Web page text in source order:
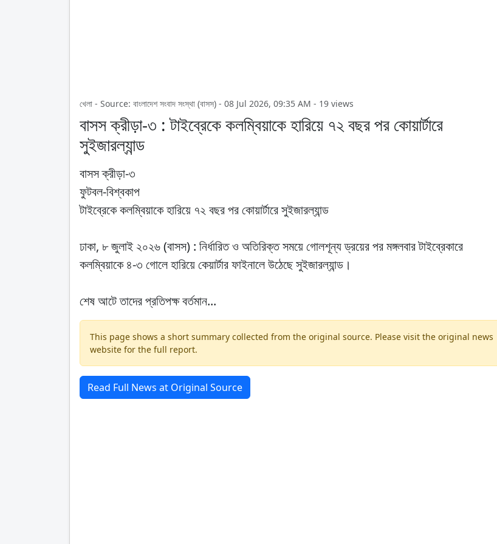
খেলা - Source: বাংলাদেশ সংবাদ সংস্থা (বাসস) - 08 Jul 2026, 09:35 AM - 19 views
বাসস ক্রীড়া-৩ : টাইব্রেকে কলম্বিয়াকে হারিয়ে ৭২ বছর পর কোয়ার্টারে
সুইজারল্যান্ড
বাসস ক্রীড়া-৩
ফুটবল-বিশ্বকাপ
টাইব্রেকে কলম্বিয়াকে হারিয়ে ৭২ বছর পর কোয়ার্টারে সুইজারল্যান্ড
ঢাকা, ৮ জুলাই ২০২৬ (বাসস) : নির্ধারিত ও অতিরিক্ত সময়ে গোলশূন্য ড্রয়ের পর মঙ্গলবার টাইব্রেকারে
কলম্বিয়াকে ৪-৩ গোলে হারিয়ে কেয়ার্টার ফাইনালে উঠেছে সুইজারল্যান্ড।
শেষ আটে তাদের প্রতিপক্ষ বর্তমান...
This page shows a short summary collected from the original source. Please visit the original news
website for the full report.
Read Full News at Original Source